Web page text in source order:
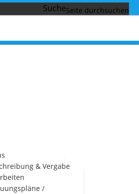
Suche
& Vergabe
/